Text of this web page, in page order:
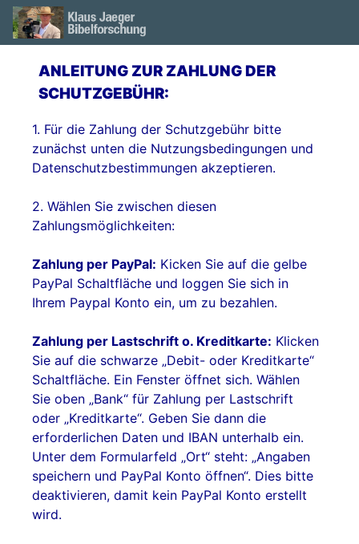
ANLEITUNG ZUR ZAHLUNG DER
SCHUTZGEBÜHR:
1. Für die Zahlung der Schutzgebühr bitte
zunächst unten die Nutzungsbedingungen und
Datenschutzbestimmungen akzeptieren.
2. Wählen Sie zwischen diesen
Zahlungsmöglichkeiten:
Zahlung per PayPal: Kicken Sie auf die gelbe
PayPal Schaltfläche und loggen Sie sich in
Ihrem Paypal Konto ein, um zu bezahlen.
Zahlung per Lastschrift o. Kreditkarte: Klicken
Sie auf die schwarze „Debit- oder Kreditkarte“
Schaltfläche. Ein Fenster öffnet sich. Wählen
Sie oben „Bank“ für Zahlung per Lastschrift
oder „Kreditkarte“. Geben Sie dann die
erforderlichen Daten und IBAN unterhalb ein.
Unter dem Formularfeld „Ort“ steht: „Angaben
speichern und PayPal Konto öffnen“. Dies bitte
deaktivieren, damit kein PayPal Konto erstellt
wird.